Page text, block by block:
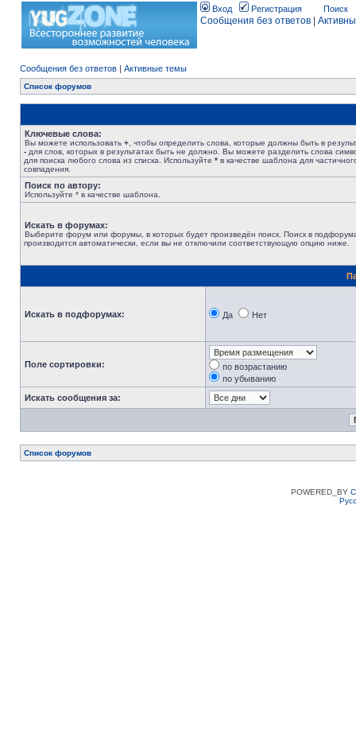
Вход Регистрация Поиск
Сообщения без ответов
Сообщения без ответов | Активные темы
Список форумов
Ключевые слова:
Вы можете использовать + , чтобы определить слова, которые должны быть в
- для слов, которых в результатах быть не должно. Вы можете разделить слова
для поиска любого слова из списка. Используйте * в качестве шаблона для
совпадения.
Поиск по автору:
Используйте * в качестве шаблона.
Искать в форумах:
Выберите форум или форумы, в которых будет произведён поиск. Поиск в
производится автоматически, если вы не отключили соответствующую опцию ниже.
Искать в подфорумах: Да Нет
Поле сортировки:
по возрастанию
по убыванию
Искать сообщения за:
Список форумов
POWERED_BY